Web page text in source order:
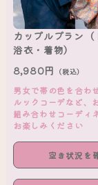
カップルプラン（
浴衣・着物）
8,980円 （税込）
男女で帯の色を合わ
ルックコーデなど、
組み合わせコーディ
お楽しみください
空き状況を